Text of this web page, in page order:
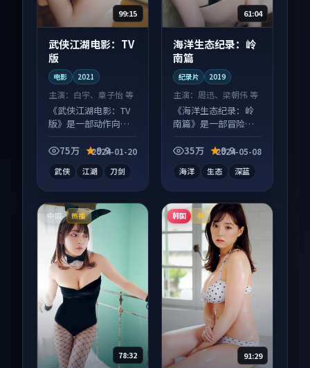
99:15
武侠江湖电影：TV
版
电影 2021
主演： 白宇、章子怡 等
《武侠江湖电影：TV
版》是一部动作向电
行，细节值得二刷回
75万 9.9
2024-01-20
武侠 江湖 刀剑
61:04
海洋生态纪录：岭
南篇
纪录片 2019
主演： 周迅、梁朝伟 等
《海洋生态纪录：岭
南篇》是一部冒险向
屏端观看，细节更丰
35万 9.9
2024-05-08
海洋 生态 深蓝
中国 热播
78:32
韩国 4K
91:29